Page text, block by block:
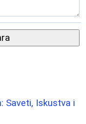
Saveti, Iskustva i